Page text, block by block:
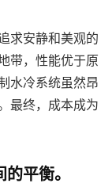
求安静和美观的
带，性能优于原
水冷系统虽然昂
最终，成本成为
平衡。